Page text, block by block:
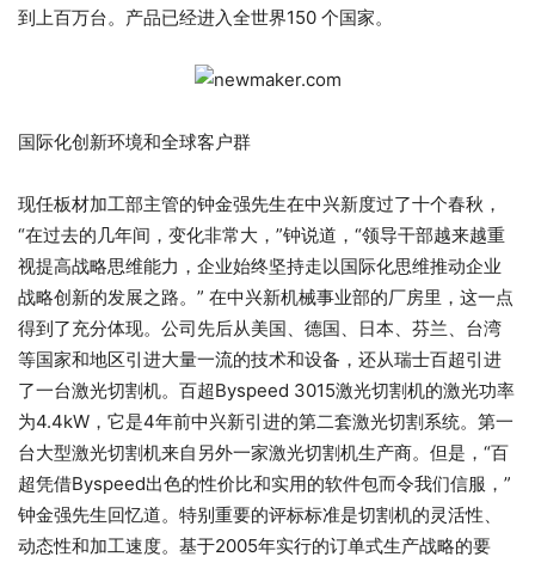
到上百万台。产品已经进入全世界150 个国家。
国际化创新环境和全球客户群
现任板材加工部主管的钟金强先生在中兴新度过了十个春秋，
“在过去的几年间，变化非常大，”钟说道，“领导干部越来越重
视提高战略思维能力，企业始终坚持走以国际化思维推动企业
战略创新的发展之路。” 在中兴新机械事业部的厂房里，这一点
得到了充分体现。公司先后从美国、德国、日本、芬兰、台湾
等国家和地区引进大量一流的技术和设备，还从瑞士百超引进
了一台激光切割机。百超Byspeed 3015激光切割机的激光功率
为4.4kW，它是4年前中兴新引进的第二套激光切割系统。第一
台大型激光切割机来自另外一家激光切割机生产商。但是，“百
超凭借Byspeed出色的性价比和实用的软件包而令我们信服，”
钟金强先生回忆道。特别重要的评标标准是切割机的灵活性、
动态性和加工速度。基于2005年实行的订单式生产战略的要